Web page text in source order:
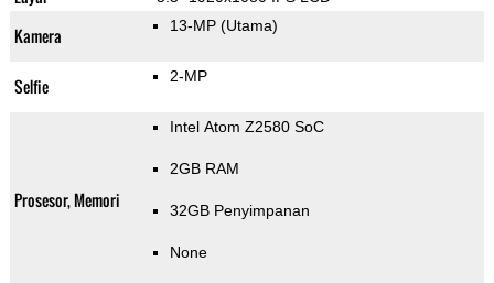
Kamera 13-MP (Utama)
Selfie 2-MP
Prosesor, Memori
Intel Atom Z2580 SoC
2GB RAM
32GB Penyimpanan
None